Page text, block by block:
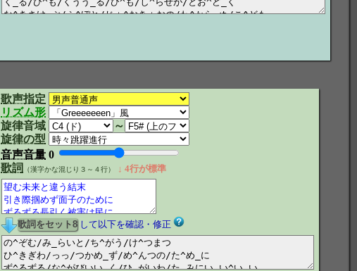
歌声指定
リズム形
旋律音域
～
旋律の型
音声音量 0
歌詞
（漢字かな混じり３～４行） ↓ 4行が標準
して以下を確認・修正